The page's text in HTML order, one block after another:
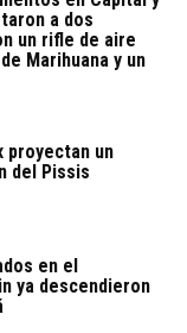
a dos
un rifle de aire
Marihuana y un
proyectan un
del Pissis
en el
ya descendieron